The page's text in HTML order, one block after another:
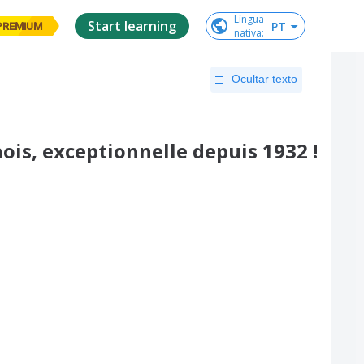
Start learning
Língua
nativa: PT
Ocultar texto
exceptionnelle depuis 1932 !